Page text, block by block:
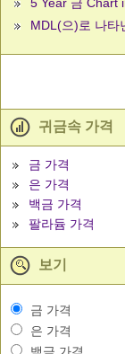
MDL(으)로 나타
귀금속 가격
금 가격
은 가격
백금 가격
팔라듐 가격
보기
금 가격
은 가격